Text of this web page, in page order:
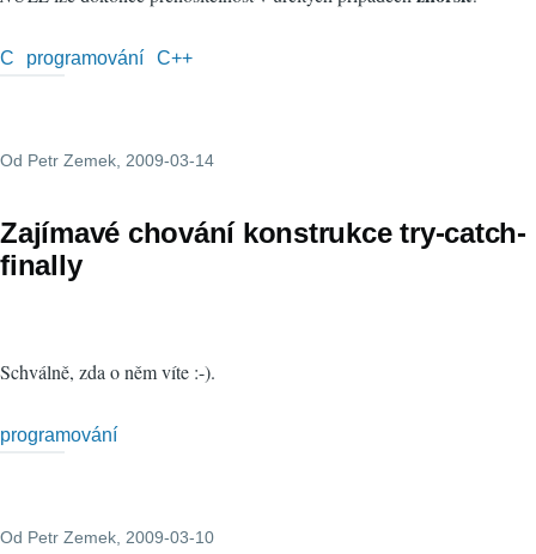
C programování C++
Od Petr Zemek , 2009-03-14
Zajímavé chování konstrukce try-catch-
finally
Schválně, zda o něm víte :-).
programování
Od Petr Zemek , 2009-03-10